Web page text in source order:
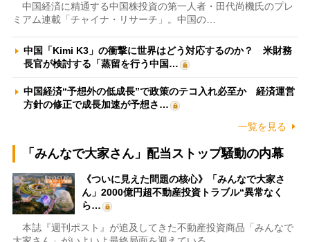
中国経済に精通する中国株投資の第一人者・田代尚機氏のプレ
ミアム連載「チャイナ・リサーチ」。中国の…
中国「Kimi K3」の衝撃に世界はどう対応するのか？ 米財務
長官が検討する「蒸留を行う中国…
中国経済“予想外の低成長”で政策のテコ入れ必至か 経済運営
方針の修正で成長加速が予想さ…
一覧を見る
「みんなで大家さん」配当ストップ騒動の内幕
《ついに見えた問題の核心》「みんなで大家さ
ん」2000億円超不動産投資トラブル“異常なく
ら…
本誌『週刊ポスト』が追及してきた不動産投資商品「みんなで